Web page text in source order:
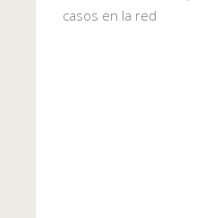
casos en la red